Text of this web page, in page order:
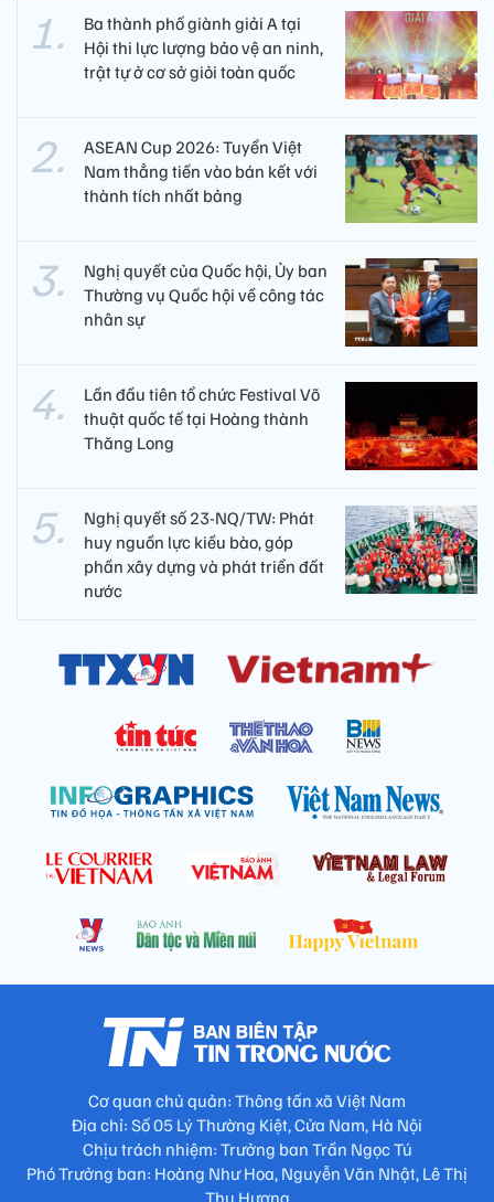
Ba thành phố giành giải A tại
Hội thi lực lượng bảo vệ an ninh,
trật tự ở cơ sở giỏi toàn quốc
ASEAN Cup 2026: Tuyển Việt
Nam thẳng tiến vào bán kết với
thành tích nhất bảng
Nghị quyết của Quốc hội, Ủy ban
Thường vụ Quốc hội về công tác
nhân sự
Lần đầu tiên tổ chức Festival Võ
thuật quốc tế tại Hoàng thành
Thăng Long
Nghị quyết số 23-NQ/TW: Phát
huy nguồn lực kiều bào, góp
phần xây dựng và phát triển đất
nước
Cơ quan chủ quản: Thông tấn xã Việt Nam
Địa chỉ: Số 05 Lý Thường Kiệt, Cửa Nam, Hà Nội
Chịu trách nhiệm: Trưởng ban Trần Ngọc Tú
Phó Trưởng ban: Hoàng Như Hoa, Nguyễn Văn Nhật, Lê Thị
Thu Hương